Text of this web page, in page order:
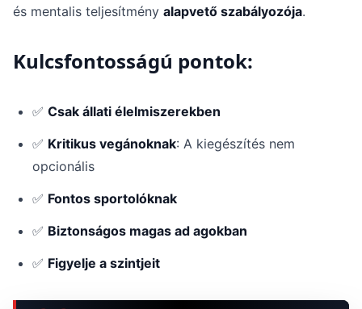
és mentalis teljesítmény alapvető szabályozója.
Kulcsfontosságú pontok:
✅ Csak állati élelmiszerekben
✅ Kritikus vegánoknak: A kiegészítés nem
opcionális
✅ Fontos sportolóknak
✅ Biztonságos magas ad agokban
✅ Figyelje a szintjeit